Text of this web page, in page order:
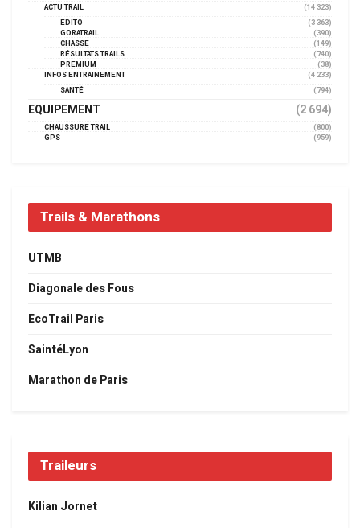
ACTU TRAIL
(14 323)
EDITO
(3 363)
GORATRAIL
(390)
CHASSE
(149)
RÉSULTATS TRAILS
(740)
PREMIUM
(38)
INFOS ENTRAINEMENT
(4 233)
SANTÉ
(794)
EQUIPEMENT (2 694)
CHAUSSURE TRAIL
(800)
GPS
(959)
Trails & Marathons
UTMB
Diagonale des Fous
EcoTrail Paris
SaintéLyon
Marathon de Paris
Traileurs
Kilian Jornet